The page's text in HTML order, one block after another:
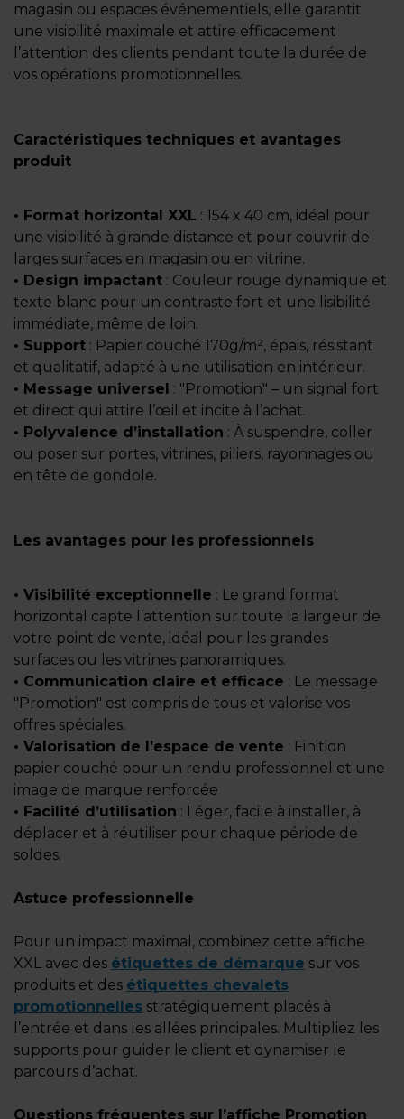
magasin ou espaces événementiels, elle garantit
une visibilité maximale et attire efficacement
l’attention des clients pendant toute la durée de
vos opérations promotionnelles.
Caractéristiques techniques et avantages
produit
• Format horizontal XXL : 154 x 40 cm, idéal pour
une visibilité à grande distance et pour couvrir de
larges surfaces en magasin ou en vitrine.
• Design impactant : Couleur rouge dynamique et
texte blanc pour un contraste fort et une lisibilité
immédiate, même de loin.
• Support : Papier couché 170g/m², épais, résistant
et qualitatif, adapté à une utilisation en intérieur.
• Message universel : "Promotion" – un signal fort
et direct qui attire l’œil et incite à l’achat.
• Polyvalence d’installation : À suspendre, coller
ou poser sur portes, vitrines, piliers, rayonnages ou
en tête de gondole.
Les avantages pour les professionnels
• Visibilité exceptionnelle : Le grand format
horizontal capte l’attention sur toute la largeur de
votre point de vente, idéal pour les grandes
surfaces ou les vitrines panoramiques.
• Communication claire et efficace : Le message
"Promotion" est compris de tous et valorise vos
offres spéciales.
• Valorisation de l’espace de vente : Finition
papier couché pour un rendu professionnel et une
image de marque renforcée
• Facilité d’utilisation : Léger, facile à installer, à
déplacer et à réutiliser pour chaque période de
soldes.
Astuce professionnelle
Pour un impact maximal, combinez cette affiche
XXL avec des étiquettes de démarque sur vos
produits et des étiquettes chevalets
promotionnelles stratégiquement placés à
l’entrée et dans les allées principales. Multipliez les
supports pour guider le client et dynamiser le
parcours d’achat.
Questions fréquentes sur l’affiche Promotion